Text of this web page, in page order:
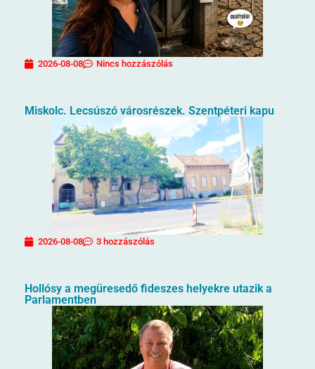
2026-08-08 Nincs hozzászólás
Miskolc. Lecsúszó városrészek. Szentpéteri kapu
2026-08-08 3 hozzászólás
Hollósy a megüresedő fideszes helyekre utazik a
Parlamentben